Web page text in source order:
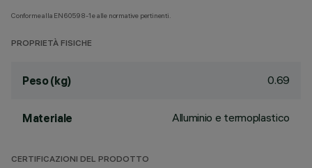
Conforme alla EN60598-1 e alle normative pertinenti.
PROPRIETÀ FISICHE
Peso (kg) 0.69
Materiale Alluminio e termoplastico
CERTIFICAZIONI DEL PRODOTTO